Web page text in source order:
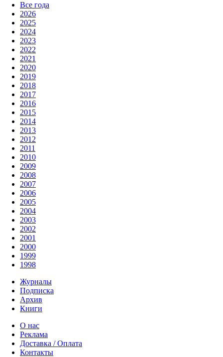
Все года
2026
2025
2024
2023
2022
2021
2020
2019
2018
2017
2016
2015
2014
2013
2012
2011
2010
2009
2008
2007
2006
2005
2004
2003
2002
2001
2000
1999
1998
Журналы
Подписка
Архив
Книги
О нас
Реклама
Доставка / Оплата
Контакты